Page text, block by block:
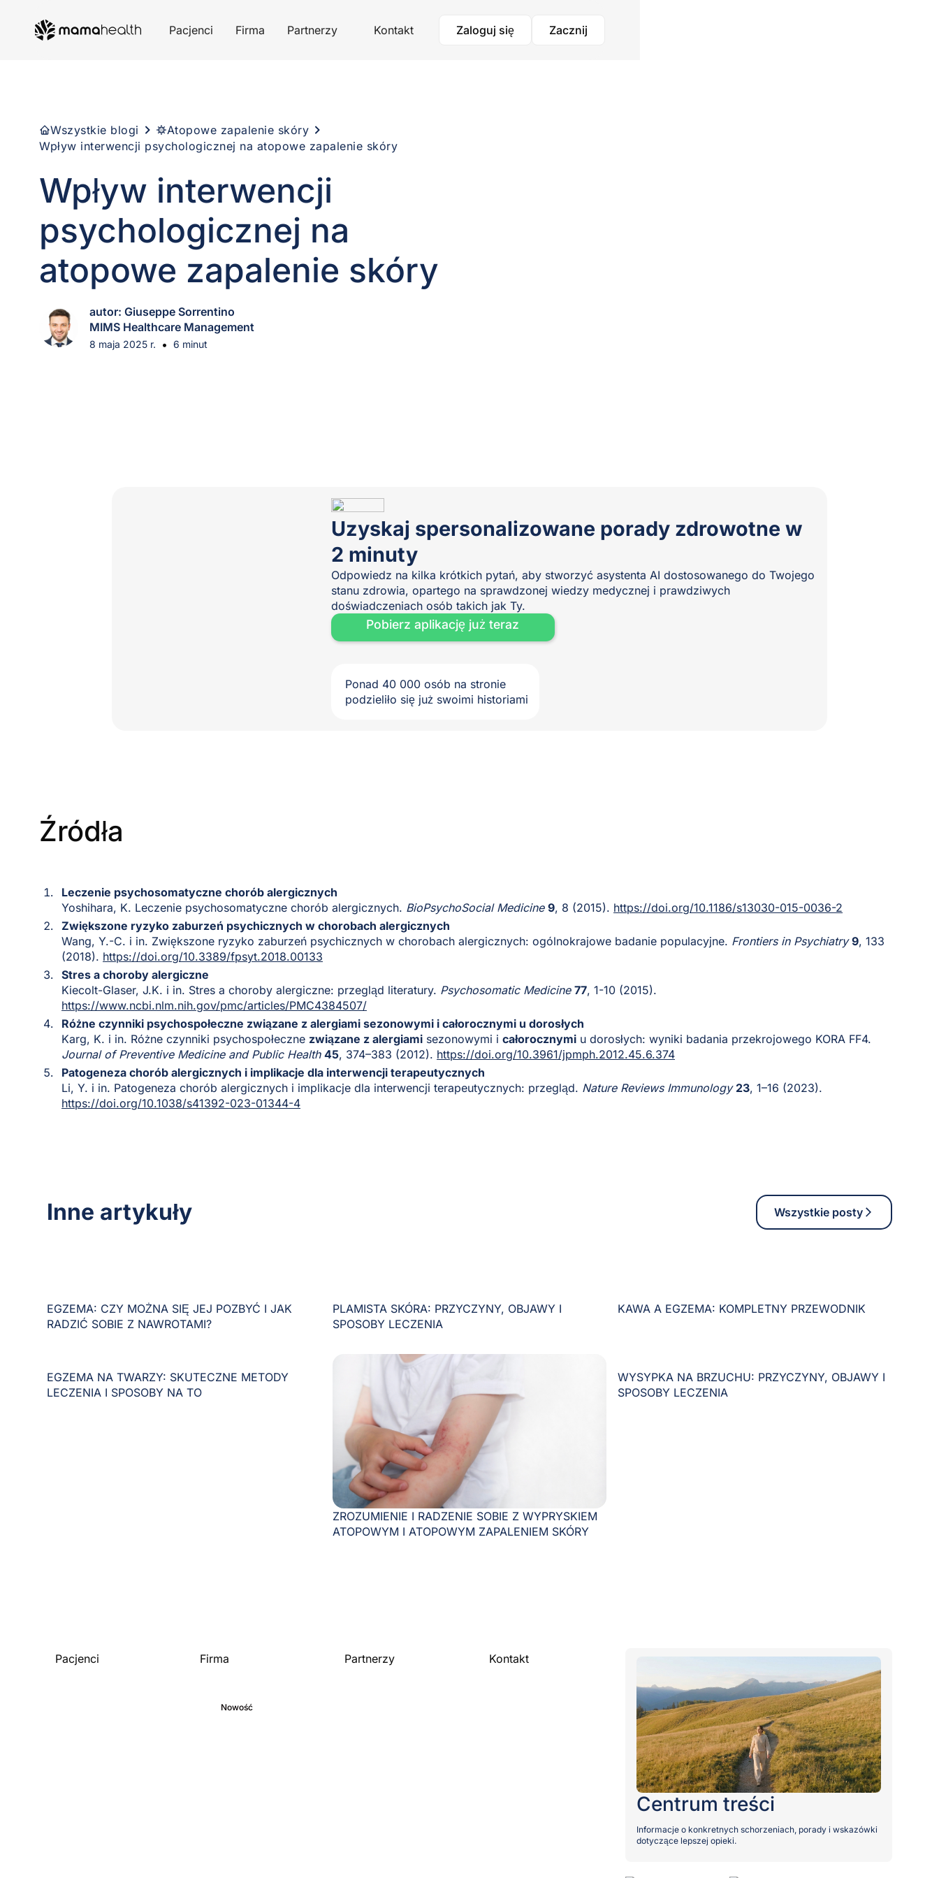
Pacjenci Firma Partnerzy Kontakt Zaloguj się Zacznij
Wszystkie blogi
Atopowe zapalenie skóry
Wpływ interwencji psychologicznej na atopowe zapalenie skóry
Wpływ interwencji
psychologicznej na
atopowe zapalenie skóry
autor: Giuseppe Sorrentino
MIMS Healthcare Management
8 maja 2025 r. • 6 minut
Uzyskaj spersonalizowane porady zdrowotne w
2 minuty
Odpowiedz na kilka krótkich pytań, aby stworzyć asystenta AI dostosowanego do Twojego
stanu zdrowia, opartego na sprawdzonej wiedzy medycznej i prawdziwych
doświadczeniach osób takich jak Ty.
Pobierz aplikację już teraz
Ponad 40 000 osób na stronie
podzieliło się już swoimi historiami
Źródła
Leczenie psychosomatyczne chorób alergicznych
Yoshihara, K. Leczenie psychosomatyczne chorób alergicznych. BioPsychoSocial Medicine 9, 8 (2015). https://doi.org/10.1186/s13030-015-0036-2
Zwiększone ryzyko zaburzeń psychicznych w chorobach alergicznych
Wang, Y.-C. i in. Zwiększone ryzyko zaburzeń psychicznych w chorobach alergicznych: ogólnokrajowe badanie populacyjne. Frontiers in Psychiatry 9, 133
(2018). https://doi.org/10.3389/fpsyt.2018.00133
Stres a choroby alergiczne
Kiecolt-Glaser, J.K. i in. Stres a choroby alergiczne: przegląd literatury. Psychosomatic Medicine 77, 1-10 (2015).
https://www.ncbi.nlm.nih.gov/pmc/articles/PMC4384507/
Różne czynniki psychospołeczne związane z alergiami sezonowymi i całorocznymi u dorosłych
Karg, K. i in. Różne czynniki psychospołeczne związane z alergiami sezonowymi icałorocznymi u dorosłych: wyniki badania przekrojowego KORA FF4.
Journal of Preventive Medicine and Public Health 45, 374–383 (2012). https://doi.org/10.3961/jpmph.2012.45.6.374
Patogeneza chorób alergicznych i implikacje dla interwencji terapeutycznych
Li, Y. i in. Patogeneza chorób alergicznych i implikacje dla interwencji terapeutycznych: przegląd. Nature Reviews Immunology 23, 1–16 (2023).
https://doi.org/10.1038/s41392-023-01344-4
Inne artykuły Wszystkie posty
EGZEMA: CZY MOŻNA SIĘ JEJ POZBYĆ I JAK
RADZIĆ SOBIE Z NAWROTAMI?
PLAMISTA SKÓRA: PRZYCZYNY, OBJAWY I
SPOSOBY LECZENIA
KAWA A EGZEMA: KOMPLETNY PRZEWODNIK
EGZEMA NA TWARZY: SKUTECZNE METODY
LECZENIA I SPOSOBY NA TO
ZROZUMIENIE I RADZENIE SOBIE Z WYPRYSKIEM
ATOPOWYM I ATOPOWYM ZAPALENIEM SKÓRY
WYSYPKA NA BRZUCHU: PRZYCZYNY, OBJAWY I
SPOSOBY LECZENIA
Pacjenci
Firma
Nowość
Partnerzy
Kontakt
Centrum treści
Informacje o konkretnych schorzeniach, porady i wskazówki
dotyczące lepszej opieki.